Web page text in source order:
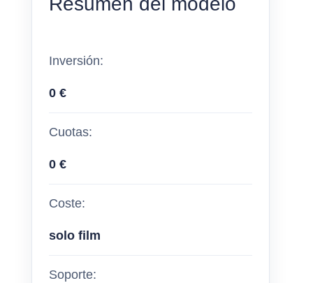
Inversión:
0 €
Cuotas:
0 €
Coste:
solo film
Soporte: